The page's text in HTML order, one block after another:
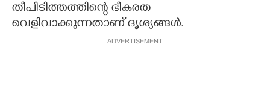
തീപിടിത്തത്തിന്റെ ഭീകരത
വെളിവാക്കുന്നതാണ് ദൃശ്യങ്ങൾ.
ADVERTISEMENT